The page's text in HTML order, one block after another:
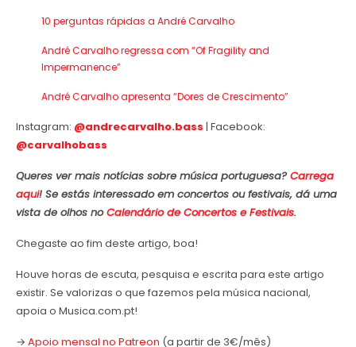
10 perguntas rápidas a André Carvalho
André Carvalho regressa com “Of Fragility and
Impermanence”
André Carvalho apresenta “Dores de Crescimento”
Instagram: @andrecarvalho.bass | Facebook:
@carvalhobass
Queres ver mais notícias sobre música portuguesa?Carrega
aqui! Se estás interessado em concertos ou festivais, dá uma
vista de olhos noCalendário de Concertos e Festivais.
Chegaste ao fim deste artigo, boa!
Houve horas de escuta, pesquisa e escrita para este artigo
existir. Se valorizas o que fazemos pela música nacional,
apoia o Musica.com.pt!
→ Apoio mensal no Patreon (a partir de 3€/mês)